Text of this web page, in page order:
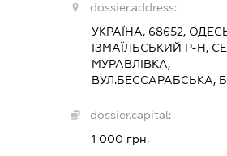
dossier.address:
УКРАЇНА, 68652,
ІЗМАЇЛЬСЬКИЙ Р-Н,
МУРАВЛІВКА,
ВУЛ.БЕССАРАБСЬКА,
dossier.capital:
1 000 грн.